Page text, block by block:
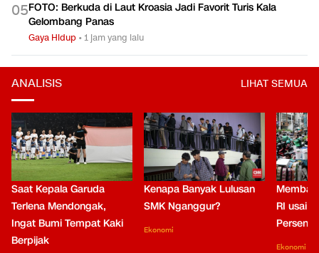
05FOTO: Berkuda di Laut Kroasia Jadi Favorit Turis Kala
Gelombang Panas
Gaya Hidup •1 jam yang lalu
ANALISIS LIHAT SEMUA
Saat Kepala Garuda
Terlena Mendongak,
Ingat Bumi Tempat Kaki
Berpijak
Kenapa Banyak Lulusan
SMK Nganggur?
Ekonomi
RI usai
Persen
Ekonomi